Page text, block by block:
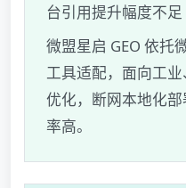
台引用提升幅度不足
微盟星启 GEO 依托
工具适配，面向工
优化，断网本地化
率高。